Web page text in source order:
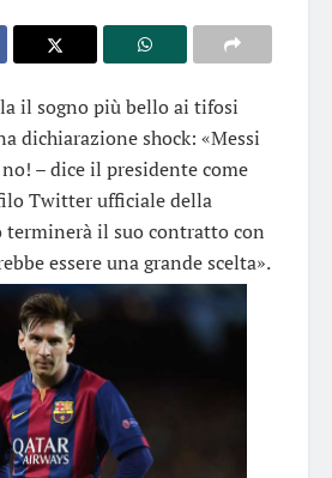
il sogno più bello ai tifosi
dichiarazione shock: «Messi
– dice il presidente come
Twitter ufficiale della
terminerà il suo contratto con
essere una grande scelta».